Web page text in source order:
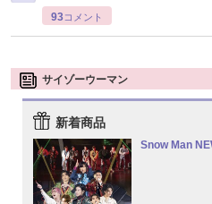
93コメント
サイゾーウーマン
新着商品
Snow Man